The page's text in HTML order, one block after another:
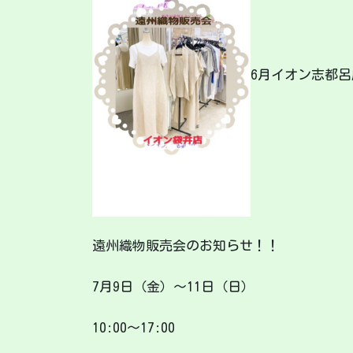
6月イオン志都
遠州織物販売会のお知らせ！！
7月9日（金）～11日（日）
10:00～17:00